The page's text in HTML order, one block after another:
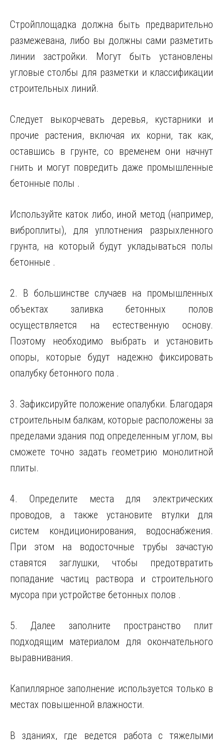
Стройплощадка должна быть предварительно
размежевана, либо вы должны сами разметить
линии застройки. Могут быть установлены
угловые столбы для разметки и классификации
строительных линий.
Следует выкорчевать деревья, кустарники и
прочие растения, включая их корни, так как,
оставшись в грунте, со временем они начнут
гнить и могут повредить даже промышленные
бетонные полы .
Используйте каток либо, иной метод (например,
виброплиты), для уплотнения разрыхленного
грунта, на который будут укладываться полы
бетонные .
2. В большинстве случаев на промышленных
объектах заливка бетонных полов
осуществляется на естественную основу.
Поэтому необходимо выбрать и установить
опоры, которые будут надежно фиксировать
опалубку бетонного пола .
3. Зафиксируйте положение опалубки. Благодаря
строительным балкам, которые расположены за
пределами здания под определенным углом, вы
сможете точно задать геометрию монолитной
плиты.
4. Определите места для электрических
проводов, а также установите втулки для
систем кондиционирования, водоснабжения.
При этом на водосточные трубы зачастую
ставятся заглушки, чтобы предотвратить
попадание частиц раствора и строительного
мусора при устройстве бетонных полов .
5. Далее заполните пространство плит
подходящим материалом для окончательного
выравнивания.
Капиллярное заполнение используется только в
местах повышенной влажности.
В зданиях, где ведется работа с тяжелыми